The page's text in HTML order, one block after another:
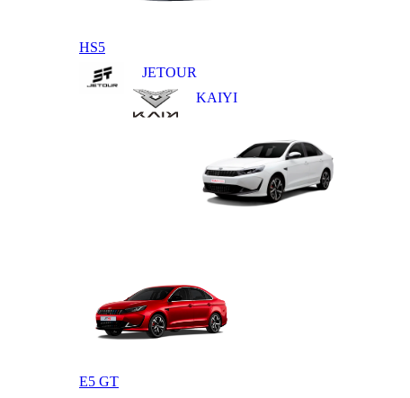
HS5
JETOUR
KAIYI
E5 GT